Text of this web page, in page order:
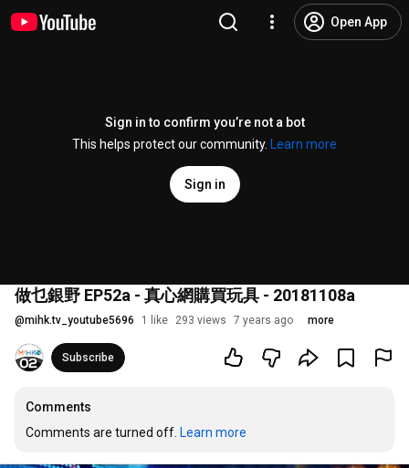
Open App
Sign in to confirm you’re not a bot
This helps protect our community.
Learn more
Sign in
做乜銀野 EP52a - 真心網購買玩具 - 20181108a
@mihk.tv_youtube5696 1 like 293 views 7 years ago more
Subscribe
Comments
Comments are turned off. Learn more